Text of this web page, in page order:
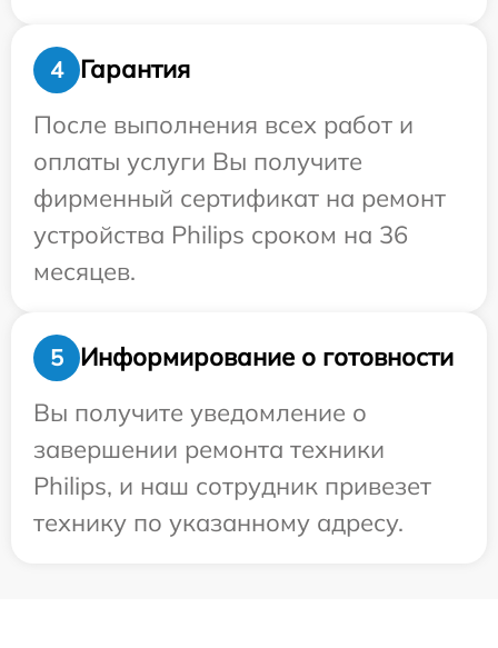
4
Гарантия
После выполнения всех работ и
оплаты услуги Вы получите
фирменный сертификат на ремонт
устройства Philips сроком на 36
месяцев.
5
Информирование о готовности
Вы получите уведомление о
завершении ремонта техники
Philips, и наш сотрудник привезет
технику по указанному адресу.